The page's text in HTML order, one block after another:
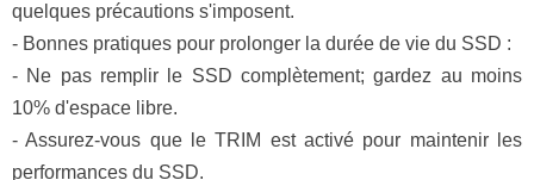
quelques précautions s'imposent.
- Bonnes pratiques pour prolonger la durée de vie du SSD :
- Ne pas remplir le SSD complètement; gardez au moins
10% d'espace libre.
- Assurez-vous que le TRIM est activé pour maintenir les
performances du SSD.